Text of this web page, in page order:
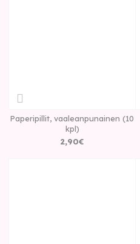
Paperipillit, vaaleanpunainen (10
kpl)
2,90€